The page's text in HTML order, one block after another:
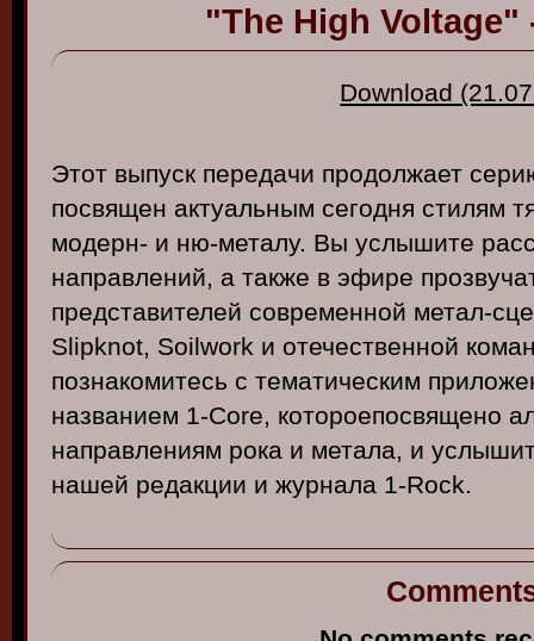
"The High Voltage"
Download
Этот выпуск передачи продолжает
посвящен актуальным сегодня стилям
модерн- и ню-металу. Вы услышите
направлений, а также в эфире прозв
представителей современной метал-
Slipknot, Soilwork и отечественной
познакомитесь с тематическим
названием 1-Core, котороепосвящено
направлениям рока и метала, и
нашей редакции и журнала 1-Rock.